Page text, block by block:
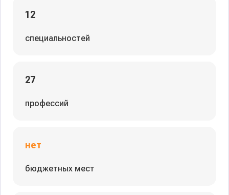
12
специальностей
27
профессий
нет
бюджетных мест